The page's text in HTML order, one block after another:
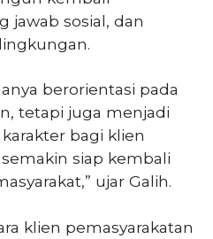
jawab sosial, dan
berorientasi pada
tetapi juga menjadi
bagi klien
siap kembali
ujar Galih.
klien pemasyarakatan